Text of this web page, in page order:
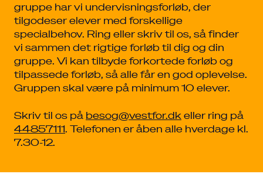
gruppe har vi undervisningsforløb, der
tilgodeser elever med forskellige
specialbehov. Ring eller skriv til os, så finder
vi sammen det rigtige forløb til dig og din
gruppe. Vi kan tilbyde forkortede forløb og
tilpassede forløb, så alle får en god oplevelse.
Gruppen skal være på minimum 10 elever.
Skriv til os på besog@vestfor.dkeller ring på
44857111. Telefonen er åben alle hverdage kl.
7.30-12.